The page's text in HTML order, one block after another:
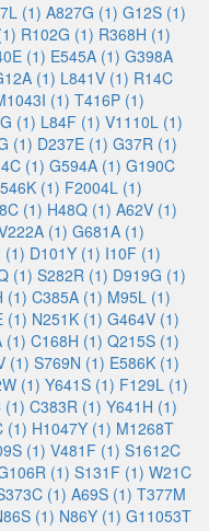
(1) A827G (1) G12S (1)
R102G (1) R368H (1)
(1) E545A (1) G398A
(1) L841V (1) R14C
(1) T416P (1)
(1) L84F (1) V1110L (1)
(1) D237E (1) G37R (1)
(1) G594A (1) G190C
(1) F2004L (1)
(1) H48Q (1) A62V (1)
(1) G681A (1)
(1) D101Y (1) I10F (1)
(1) S282R (1) D919G (1)
(1) C385A (1) M95L (1)
(1) N251K (1) G464V (1)
(1) C168H (1) Q215S (1)
(1) S769N (1) E586K (1)
(1) Y641S (1) F129L (1)
(1) C383R (1) Y641H (1)
(1) H1047Y (1) M1268T
(1) V481F (1) S1612C
(1) S131F (1) W21C
(1) A69S (1) T377M
(1) N86Y (1) G11053T